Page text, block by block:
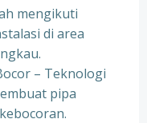
mengikuti
di area
– Teknologi
pipa